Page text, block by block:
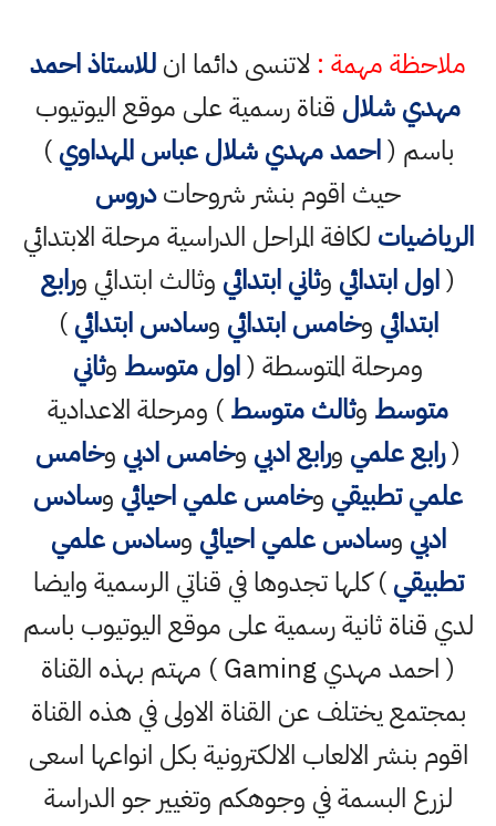
ملاحظة مهمة : لاتنسى دائما انللاستاذ احمد
مهدي شلال قناة رسمية على موقع اليوتيوب
باسم (احمد مهدي شلال عباس المهداوي)
حيث اقوم بنشر شروحاتدروس
الرياضيات لكافة المراحل الدراسية مرحلة الابتدائي
(اول ابتدائي وثاني ابتدائي وثالث ابتدائي ورابع
ابتدائي وخامس ابتدائي وسادس ابتدائي)
ومرحلة المتوسطة (اول متوسط وثاني
متوسط وثالث متوسط) ومرحلة الاعدادية
(رابع علمي ورابع ادبي وخامس ادبي وخامس
علمي تطبيقي وخامس علمي احيائي وسادس
ادبي وسادس علمي احيائي وسادس علمي
تطبيقي) كلها تجدوها في قناتي الرسمية وايضا
لدي قناة ثانية رسمية على موقع اليوتيوب باسم
( احمد مهدي Gaming ) مهتم بهذه القناة
بمجتمع يختلف عن القناة الاولى في هذه القناة
اقوم بنشر الالعاب الالكترونية بكل انواعها اسعى
لزرع البسمة في وجوهكم وتغيير جو الدراسة